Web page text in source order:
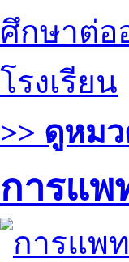
ศึกษาต่อ
โรงเรียน
>> ดูหม
การแพ